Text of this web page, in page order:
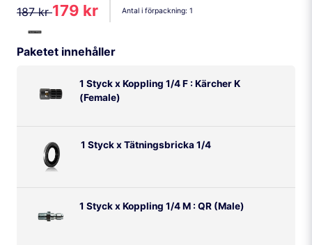
187 kr179 kr Antal i förpackning: 1
Paketet innehåller
1 Styck x Koppling 1/4 F : Kärcher K
(Female)
1 Styck x Tätningsbricka 1/4
1 Styck x Koppling 1/4 M : QR (Male)